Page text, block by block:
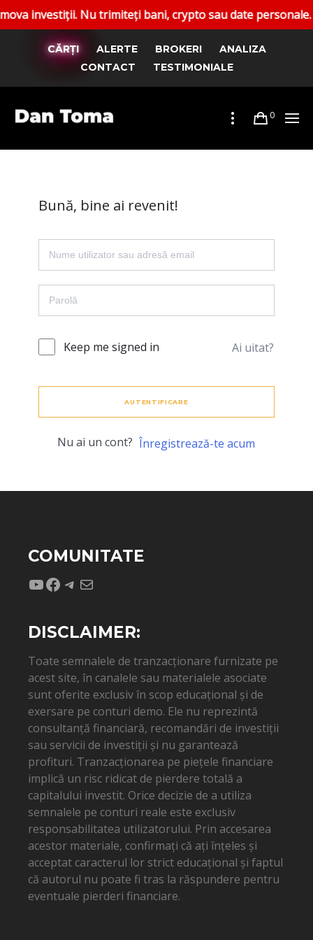
investiții. Nu trimiteți bani, crypto sau date
CĂRȚI ALERTE BROKERI
ANALIZA
CONTACT
TESTIMONIALE
0
Bună, bine ai revenit!
Keep me signed in Ai uitat?
AUTENTIFICARE
Nu ai un cont? Înregistrează-te acum
COMUNITATE
YouTube
Facebook
Telegram
Mail
DISCLAIMER:
Toate semnalele de tranzacționare furnizate pe
acest site, în canalele sau materialele asociate
sunt oferite exclusiv în scop educațional și de
exersare pe conturi demo. Ele nu reprezintă
consultanță financiară, recomandări de investiții
sau servicii de investiții și nu garantează
profituri. Tranzacționarea pe piețele financiare
implică un risc ridicat de pierdere totală a
capitalului investit. Orice decizie de a utiliza
semnalele pe conturi reale este exclusiv
responsabilitatea utilizatorului. Prin accesarea
acestor materiale, confirmați că ați înțeles și
acceptat caracterul lor strict educațional și faptul
că autorul nu poate fi tras la răspundere pentru
eventuale pierderi financiare.